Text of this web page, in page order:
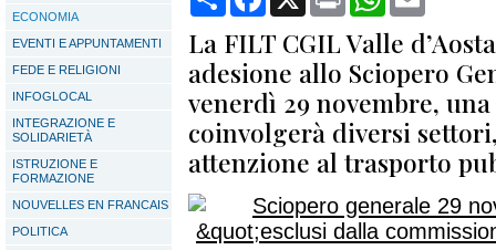
ECONOMIA
EVENTI E APPUNTAMENTI
FEDE E RELIGIONI
INFOGLOCAL
INTEGRAZIONE E
SOLIDARIETÀ
ISTRUZIONE E
FORMAZIONE
NOUVELLES EN FRANCAIS
POLITICA
La FILT CGIL Valle
adesione allo Sciopero
venerdì 29 novembre,
coinvolgerà diversi
attenzione al trasporto